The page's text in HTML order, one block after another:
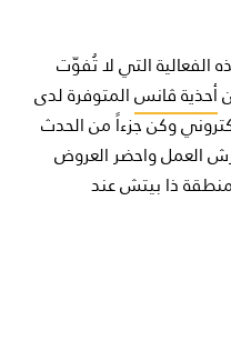
التي لا تُفوّت
أحذية ڤانسالمتوفرة لدى
وكن جزءاً من الحدث
العمل واحضر العروض
ذا بيتش عند